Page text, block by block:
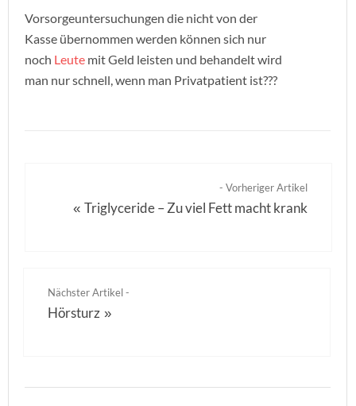
Vorsorgeuntersuchungen die nicht von der
Kasse übernommen werden können sich nur
noch Leute mit Geld leisten und behandelt wird
man nur schnell, wenn man Privatpatient ist???
- Vorheriger Artikel
«Triglyceride – Zu viel Fett macht krank
Nächster Artikel -
Hörsturz »